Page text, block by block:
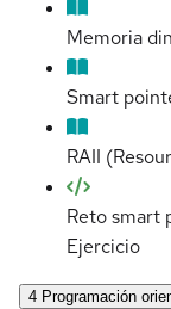
Memoria
Smart
RAII
Reto smart
Ejercicio
4 Programación